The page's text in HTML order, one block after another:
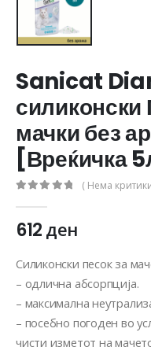
Sanicat
силиконски
мачки без
[Вреќичка
( Нема
612ден
Силиконски песок за
– одлична абсорпција.
– максимална
– посебно погоден во
чисти изметот на